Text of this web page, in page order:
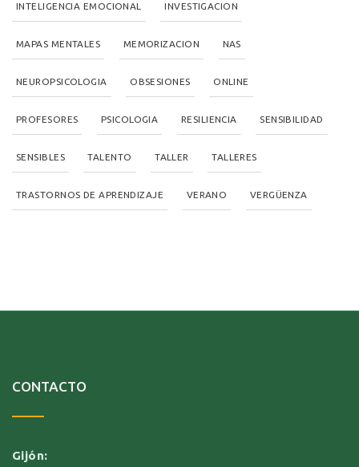
INTELIGENCIA EMOCIONAL INVESTIGACION
MAPAS MENTALES MEMORIZACION NAS
NEUROPSICOLOGIA OBSESIONES ONLINE
PROFESORES PSICOLOGIA RESILIENCIA SENSIBILIDAD
SENSIBLES TALENTO TALLER TALLERES
TRASTORNOS DE APRENDIZAJE VERANO VERGÜENZA
CONTACTO
Gijón: